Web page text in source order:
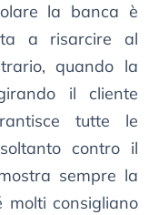
la banca è
a risarcire al
quando la
il cliente
tutte le
contro il
sempre la
molti consigliano